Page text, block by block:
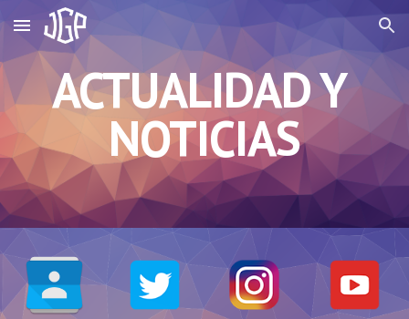
Skip to main content Skip to navigation
ACTUALIDAD Y
NOTICIAS